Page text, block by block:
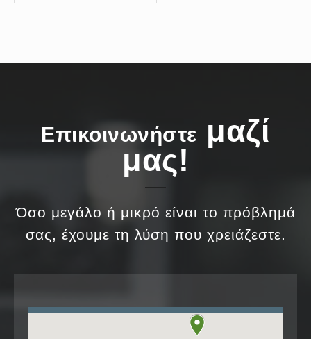
Επικοινωνήστε μαζί
μας!
Όσο μεγάλο ή μικρό είναι το πρόβλημά
σας, έχουμε τη λύση που χρειάζεστε.